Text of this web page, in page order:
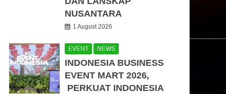
NUSANTARA
1 August 2026
EVENT NEWS
INDONESIA BUSINESS
EVENT MART 2026,
PERKUAT INDONESIA